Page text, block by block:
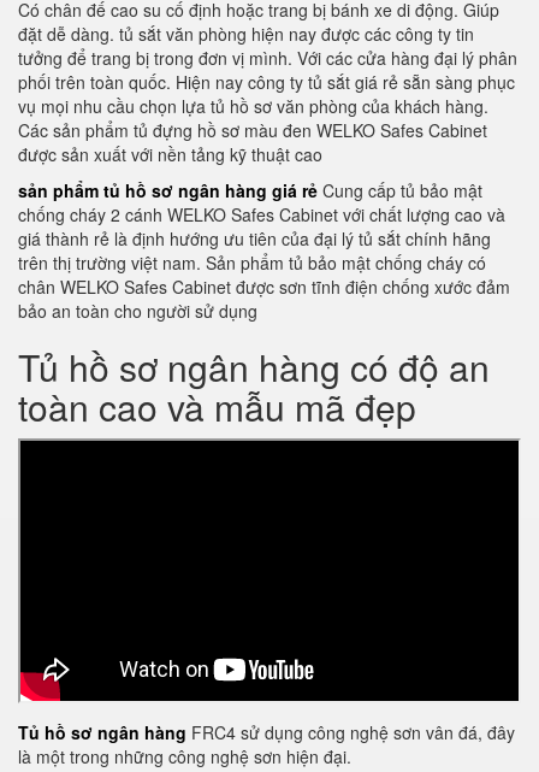
Có chân đế cao su cố định hoặc trang bị bánh xe di động. Giúp
đặt dễ dàng. tủ sắt văn phòng hiện nay được các công ty tin
tưởng để trang bị trong đơn vị mình. Với các cửa hàng đại lý phân
phối trên toàn quốc. Hiện nay công ty tủ sắt giá rẻ sẵn sàng phục
vụ mọi nhu cầu chọn lựa tủ hồ sơ văn phòng của khách hàng.
Các sản phẩm tủ đựng hồ sơ màu đen WELKO Safes Cabinet
được sản xuất với nền tảng kỹ thuật cao
sản phẩm tủ hồ sơ ngân hàng giá rẻ Cung cấp tủ bảo mật
chống cháy 2 cánh WELKO Safes Cabinet với chất lượng cao và
giá thành rẻ là định hướng ưu tiên của đại lý tủ sắt chính hãng
trên thị trường việt nam. Sản phẩm tủ bảo mật chống cháy có
chân WELKO Safes Cabinet được sơn tĩnh điện chống xước đảm
bảo an toàn cho người sử dụng
Tủ hồ sơ ngân hàng có độ an
toàn cao và mẫu mã đẹp
Tủ hồ sơ ngân hàng FRC4 sử dụng công nghệ sơn vân đá, đây
là một trong những công nghệ sơn hiện đại.